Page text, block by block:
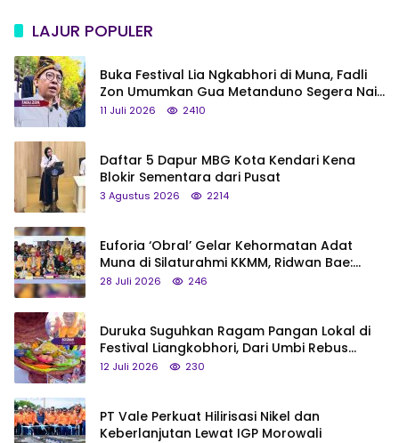
LAJUR POPULER
Buka Festival Lia Ngkabhori di Muna, Fadli
Zon Umumkan Gua Metanduno Segera Naik
Status Jadi Cagar Budaya Nasional
11 Juli 2026 2410
Daftar 5 Dapur MBG Kota Kendari Kena
Blokir Sementara dari Pusat
3 Agustus 2026 2214
Euforia ‘Obral’ Gelar Kehormatan Adat
Muna di Silaturahmi KKMM, Ridwan Bae:
Saya Bukan Tipe Begitu, Belum Pantas!
28 Juli 2026 246
Duruka Suguhkan Ragam Pangan Lokal di
Festival Liangkobhori, Dari Umbi Rebus
hingga Tumpeng Beras Muna
12 Juli 2026 230
PT Vale Perkuat Hilirisasi Nikel dan
Keberlanjutan Lewat IGP Morowali